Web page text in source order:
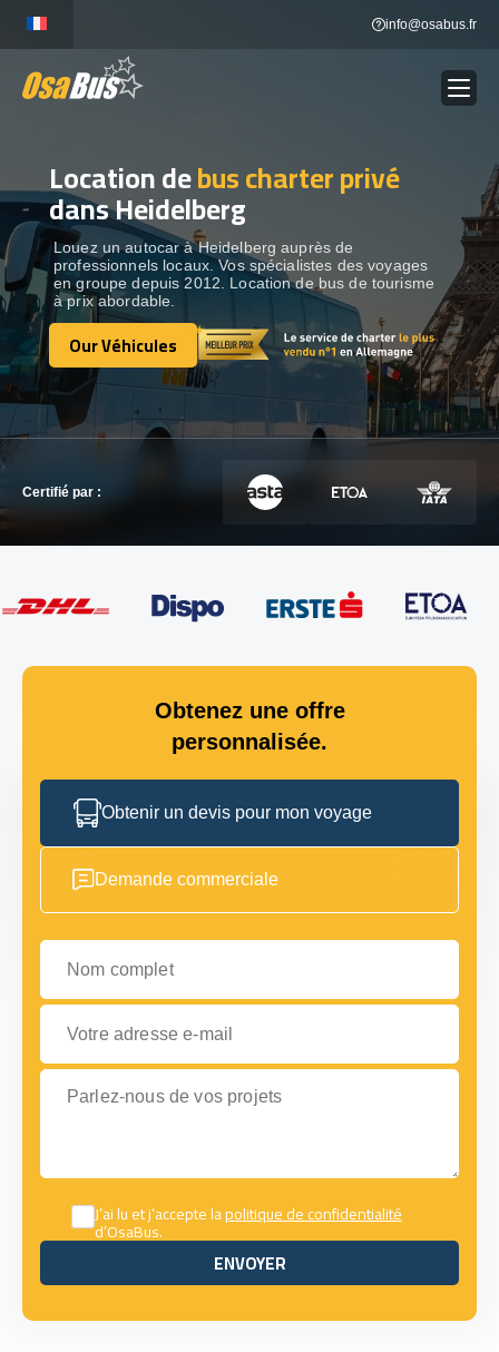
content
info@osabus.fr
LOCATION DE BUS Show dropdown
DESTINATIONS
OUR VÉHICULES
CONTACTEZ-NOUS
CONTACTEZ-NOUS
Location debus charter privé
dans Heidelberg
Louez un autocar à Heidelberg auprès de
professionnels locaux. Vos spécialistes des voyages
en groupe depuis 2012. Location de bus de tourisme
à prix abordable.
Our Véhicules
Our Véhicules
Certifié par :
Obtenez une offre
personnalisée.
Obtenir un devis pour mon voyage
Demande commerciale
Nom complet
Votre adresse e-mail
Parlez-nous de vos projets
J’ai lu et j’accepte lapolitique de confidentialité
d’OsaBus.
ENVOYER
ENVOYER